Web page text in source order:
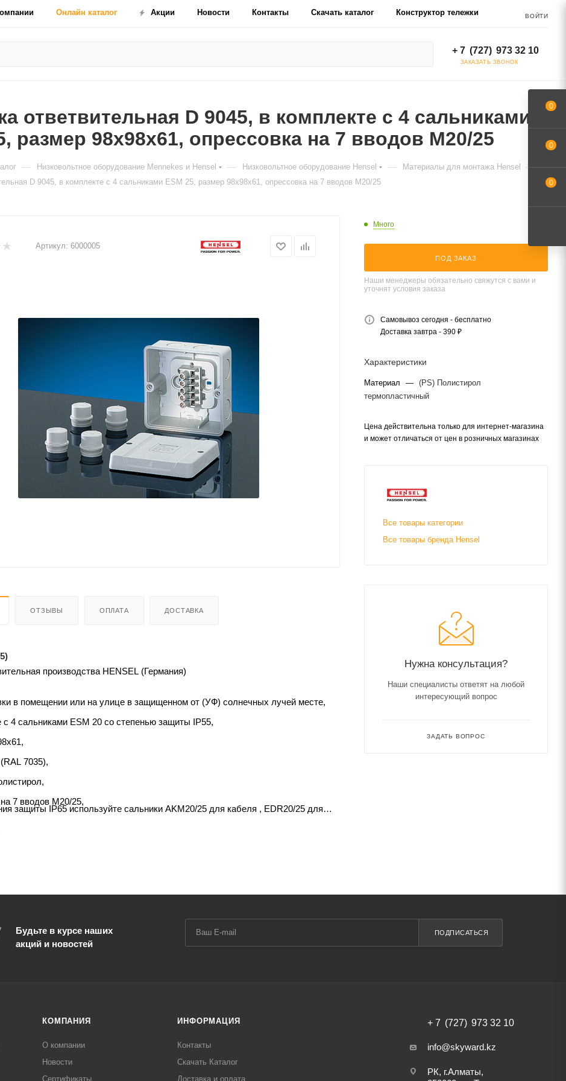
Онлайн каталог Акции Новости Контакты Скачать каталог Конструктор тележки ВОЙТИ
+ 7 (727) 973 32 10
ЗАКАЗАТЬ ЗВОНОК
ответвительная D 9045, в комплекте с 4 сальниками
размер 98х98х61, опрессовка на 7 вводов M20/25
— Низковольтное оборудование Mennekes и Hensel — Низковольтное оборудование Hensel — Материалы для монтажа Hensel —
D 9045, в комплекте с 4 сальниками ESM 25, размер 98х98х61, опрессовка на 7 вводов M20/25
Артикул: 6000005
ОТЗЫВЫ ОПЛАТА ДОСТАВКА
производства HENSEL (Германия)
в помещении или на улице в защищенном от (УФ) солнечных лучей месте,
с 4 сальниками ESM 20 со степенью защиты IP55,
7035),
7 вводов M20/25,
защиты IP65 используйте сальники AKM20/25 для кабеля , EDR20/25 для
Много
ПОД ЗАКАЗ
Наши менеджеры обязательно свяжутся с вами и
уточнят условия заказа
Самовывоз сегодня - бесплатно
Доставка завтра - 390 ₽
Характеристики
Материал — (PS) Полистирол
термопластичный
Цена действительна только для интернет-магазина
и может отличаться от цен в розничных магазинах
Все товары категории
Все товары бренда Hensel
Нужна консультация?
Наши специалисты ответят на любой
интересующий вопрос
ЗАДАТЬ ВОПРОС
Будьте в курсе наших
акций и новостей
ПОДПИСАТЬСЯ
КОМПАНИЯ
О компании
Новости
Cертификаты
ИНФОРМАЦИЯ
Контакты
Скачать Каталог
Доставка и оплата
+ 7 (727) 973 32 10
info@skyward.kz
РК, г.Алматы,
0
0
0